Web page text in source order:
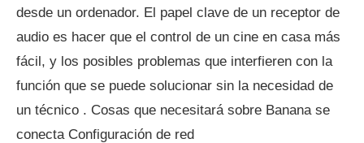
desde un ordenador. El papel clave de un receptor de
audio es hacer que el control de un cine en casa más
fácil, y los posibles problemas que interfieren con la
función que se puede solucionar sin la necesidad de
un técnico . Cosas que necesitará sobre Banana se
conecta Configuración de red